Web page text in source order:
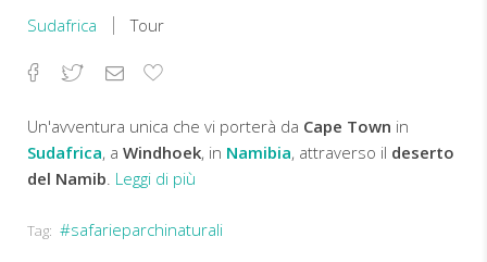
Sudafrica Tour
Facebook
TwitterEmailAggiungi
Un'avventura unica che vi porterà da Cape Town in
Sudafrica, a Windhoek, in Namibia, attraverso il deserto
del Namib. Leggi di più
Dodici
Tag: #safarieparchinaturali